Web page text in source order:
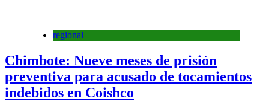
regional
Chimbote: Nueve meses de prisión
preventiva para acusado de tocamientos
indebidos en Coishco